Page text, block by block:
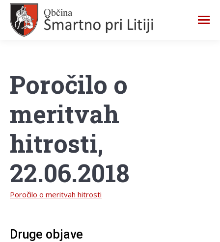
Poročilo o
meritvah
hitrosti,
22.06.2018
Poročilo o meritvah hitrosti
Druge objave